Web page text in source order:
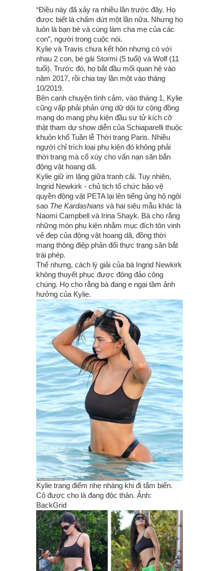
“Điều này đã xảy ra nhiều lần trước đây. Họ
được biết là chấm dứt một lần nữa. Nhưng họ
luôn là bạn bè và cùng làm cha mẹ của các
con”, người trong cuộc nói.
Kylie và Travis chưa kết hôn nhưng có với
nhau 2 con, bé gái Stormi (5 tuổi) và Wolf (11
tuổi). Trước đó, họ bắt đầu mối quan hệ vào
năm 2017, rồi chia tay lần một vào tháng
10/2019.
Bên cạnh chuyện tình cảm, vào tháng 1, Kylie
cũng vấp phải phản ứng dữ dội từ cộng đồng
mạng do mang phụ kiện đầu sư tử kích cỡ
thật tham dự show diễn của Schiaparelli thuộc
khuôn khổ Tuần lễ Thời trang Paris. Nhiều
người chỉ trích loại phụ kiện đó không phải
thời trang mà cổ xúy cho vấn nạn săn bắn
động vật hoang dã.
Kylie giữ im lặng giữa tranh cãi. Tuy nhiên,
Ingrid Newkirk - chủ tịch tổ chức bảo vệ
quyền động vật PETA lại lên tiếng ủng hộ ngôi
sao The Kardashians và hai siêu mẫu khác là
Naomi Campbell và Irina Shayk. Bà cho rằng
những món phụ kiện nhằm mục đích tôn vinh
vẻ đẹp của động vật hoang dã, đồng thời
mang thông điệp phản đối thực trạng săn bắt
trái phép.
Thế nhưng, cách lý giải của bà Ingrid Newkirk
không thuyết phục được đông đảo công
chúng. Họ cho rằng bà đang e ngại tầm ảnh
hưởng của Kylie.
Kylie trang điểm nhẹ nhàng khi đi tắm biển.
Cô được cho là đang độc thân. Ảnh:
BackGrid